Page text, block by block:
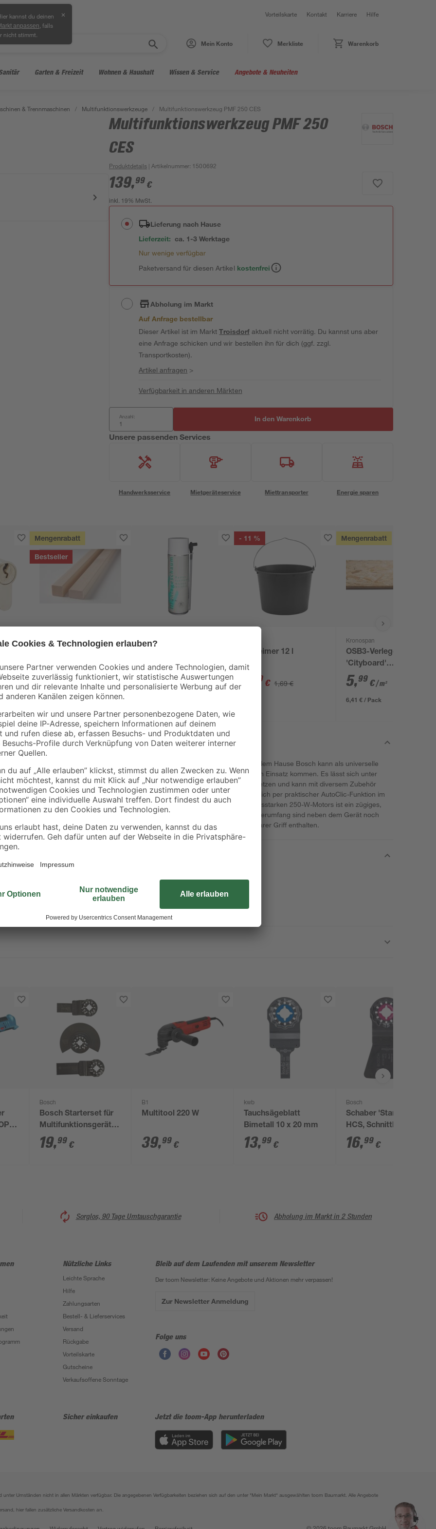
kannst du deinen
anpassen , falls
nicht stimmt.
✕ Vorteilskarte Kontakt Karriere Hilfe
Mein Konto Merkliste Warenkorb
Garten & Freizeit Wohnen & Haushalt Wissen & Service Angebote & Neuheiten
& Trennmaschinen / Multifunktionswerkzeuge / Multifunktionswerkzeug PMF 250 CES
Multifunktionswerkzeug PMF 250
CES
Produktdetails | Artikelnummer: 1500692
139,99 €
inkl. 19% MwSt.
Lieferung nach Hause
Lieferzeit: ca. 1-3 Werktage
Nur wenige verfügbar
Paketversand für diesen Artikel kostenfrei
Abholung im Markt
Auf Anfrage bestellbar
Dieser Artikel ist im MarktTroisdorfaktuell nicht vorrätig. Du kannst uns aber
eine Anfrage schicken und wir bestellen ihn für dich (ggf. zzgl.
Transportkosten).
Artikel anfragen >
Verfügbarkeit in anderen Märkten
Anzahl: In den Warenkorb
Unsere passenden Services
Handwerksservice Mietgeräteservice Miettransporter Energie sparen
40
Mengenrabatt
Bestseller
binderholz
48 x 24 mm
1,78 €
0,89 € / Meter
ml
5,99€
- 11 %
Baueimer 12 l
49 € 1,69 €
Mengenrabatt
Kronospan
OSB3-Verlegeplatte
'Cityboard'
ungeschliffen 1690 x
634 x 12 mm
5,99 €/ m²
6,41 € / Pack
Das Multifunktionswerkzeug PMF 250 CES aus dem Hause Bosch kann als universelle
Unterstützung bei Ihren Heimwerkerarbeiten zum Einsatz kommen. Es lässt sich unter
anderem als Schleifgerät, Säge oder Fräse einsetzen und kann mit diversem Zubehör
genutzt werden. Die einzelnen Aufsätze lassen sich per praktischer AutoClic-Funktion im
Handumdrehen auswechseln. Dank des leistungsstarken 250-W-Motors ist ein zügiges,
präzises und effektives Arbeiten möglich. Im Lieferumfang sind neben dem Gerät noch
Schleifblätter, Sägeaufsätze sowie ein ansteckbarer Griff enthalten.
Bosch
Bosch Starterset für
Multifunktionsgeräte
3-teilig
19,99 €
B1
Multitool 220 W
39,99 €
kwb
Tauchsägeblatt
Bimetall 10 x 20 mm
13,99 €
Bosch
Schaber 'Starlock'
HCS, Schnittbreite 5,2
cm
16,99 €
Sorglos, 90 Tage Umtauschgarantie Abholung im Markt in 2 Stunden
Nützliche Links
Leichte Sprache
Hilfe
Zahlungsarten
Bestell- & Lieferservices
Versand
Rückgabe
Vorteilskarte
Gutscheine
Verkaufsoffene Sonntage
Bleib auf dem Laufenden mit unserem Newsletter
Der toom Newsletter: Keine Angebote und Aktionen mehr verpassen!
Zur Newsletter Anmeldung
Folge uns
Sicher einkaufen Jetzt die toom-App herunterladen
Umständen nicht in allen Märkten verfügbar. Die angegebenen Verfügbarkeiten beziehen sich auf den unter "Mein Markt" ausgewählten toom Baumarkt. Alle Angebote
hier fallen zusätzliche Versandkosten an.